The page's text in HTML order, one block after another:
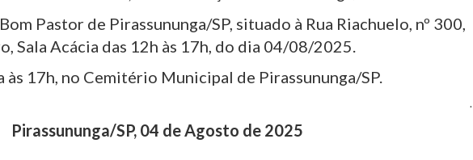
Pastor de Pirassununga/SP, situado à Rua Riachuelo, nº 300,
Sala Acácia das 12h às 17h, do dia 04/08/2025.
às 17h, no Cemitério Municipal de Pirassununga/SP.
.
Pirassununga/SP, 04 de Agosto de 2025